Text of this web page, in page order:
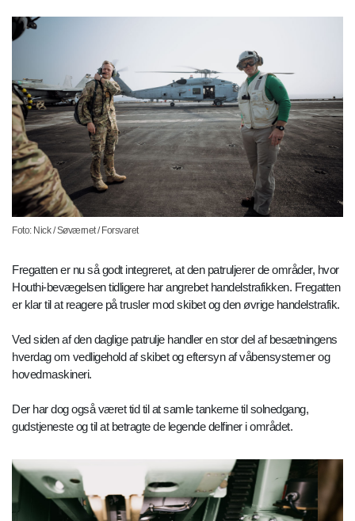
Foto: Nick / Søværnet / Forsvaret
Fregatten er nu så godt integreret, at den patruljerer de områder, hvor
Houthi-bevægelsen tidligere har angrebet handelstrafikken. Fregatten
er klar til at reagere på trusler mod skibet og den øvrige handelstrafik.
Ved siden af den daglige patrulje handler en stor del af besætningens
hverdag om vedligehold af skibet og eftersyn af våbensystemer og
hovedmaskineri.
Der har dog også været tid til at samle tankerne til solnedgang,
gudstjeneste og til at betragte de legende delfiner i området.